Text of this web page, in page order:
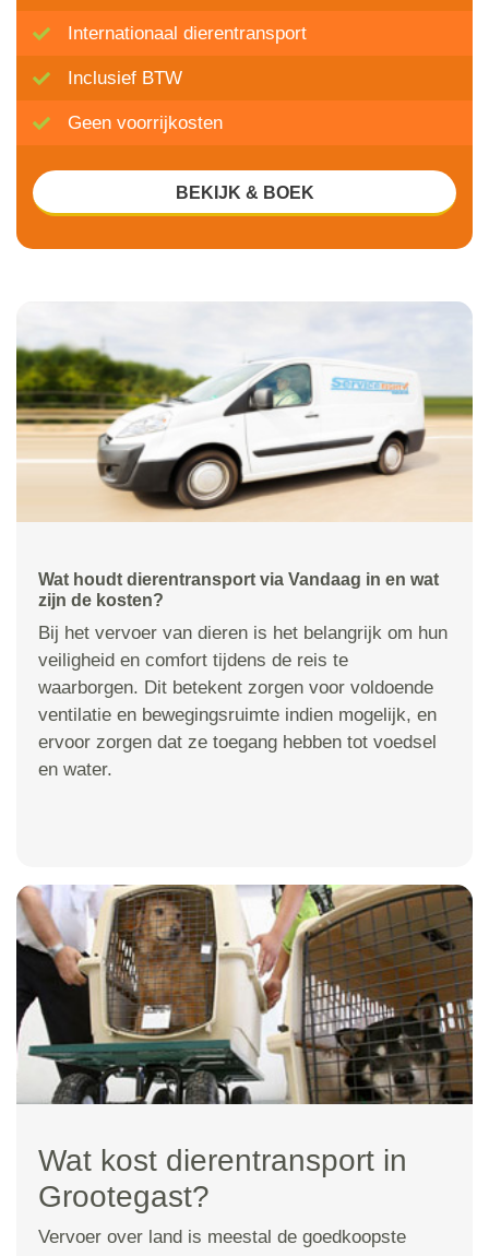
Wat houdt dierentransport via Vandaag in en wat
zijn de kosten?
Bij het vervoer van dieren is het belangrijk om hun
veiligheid en comfort tijdens de reis te
waarborgen. Dit betekent zorgen voor voldoende
ventilatie en bewegingsruimte indien mogelijk, en
ervoor zorgen dat ze toegang hebben tot voedsel
en water.
Internationaal dierentransport
Inclusief BTW
Geen voorrijkosten
BEKIJK & BOEK
Wat kost dierentransport in
Grootegast?
Vervoer over land is meestal de goedkoopste